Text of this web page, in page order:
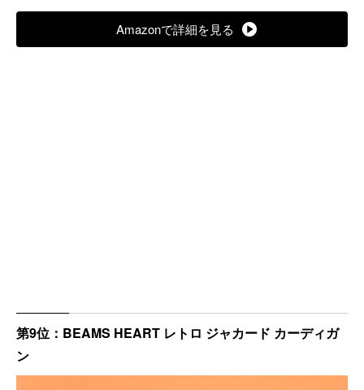
Amazonで詳細を見る
第9位：BEAMS HEART レトロ ジャカード カーディガ
ン